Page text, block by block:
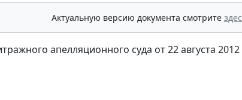
Актуальную версию документа смотрите
апелляционного суда от 22 августа